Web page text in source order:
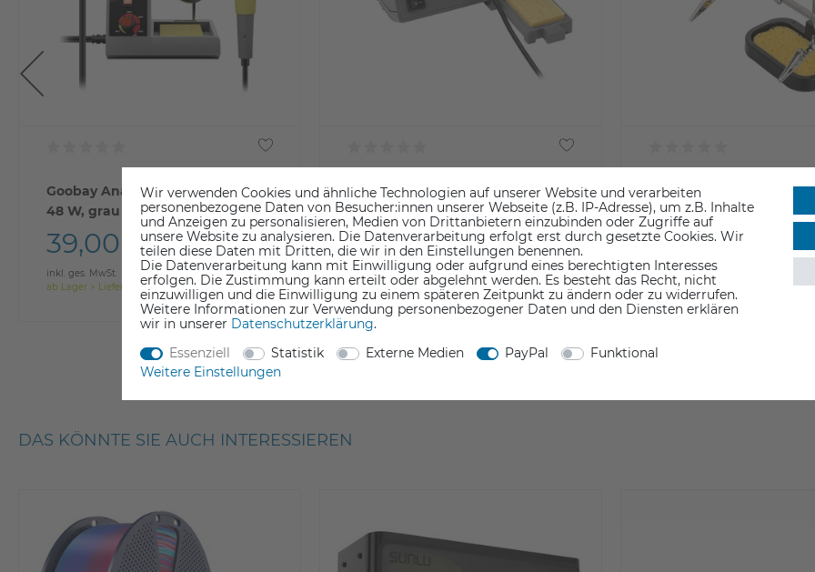
Goobay Analoge Lötstation AP2,
48 W, grau
39,00 €
inkl. ges. MwSt.
ab Lager > Lieferzeit 1-3 Werktage
Goobay Digitale Lötstation EP5,
48 W
69,00 €
inkl. ges. MwSt.
ab Lager > Lieferzeit 1-3 Werktage
Goobay Löthilfe mit
Hand
22,90 €
inkl. ges. MwSt.
ab Lager > Lieferzeit 1-3 Werktage
DAS KÖNNTE SIE AUCH INTERESSIEREN
Wir verwenden Cookies und ähnliche Technologien auf unserer Website und verarbeiten
personenbezogene Daten von Besucher:innen unserer Webseite (z.B. IP-Adresse), um z.B. Inhalte
und Anzeigen zu personalisieren, Medien von Drittanbietern einzubinden oder Zugriffe auf
unsere Website zu analysieren. Die Datenverarbeitung erfolgt erst durch gesetzte Cookies. Wir
teilen diese Daten mit Dritten, die wir in den Einstellungen benennen.
Die Datenverarbeitung kann mit Einwilligung oder aufgrund eines berechtigten Interesses
erfolgen. Die Zustimmung kann erteilt oder abgelehnt werden. Es besteht das Recht, nicht
einzuwilligen und die Einwilligung zu einem späteren Zeitpunkt zu ändern oder zu widerrufen.
Weitere Informationen zur Verwendung personenbezogener Daten und den Diensten erklären
wir in unserer Daten­schutz­erklärung.
Essenziell
Statistik Externe Medien PayPal
Funktional
Weitere Einstellungen